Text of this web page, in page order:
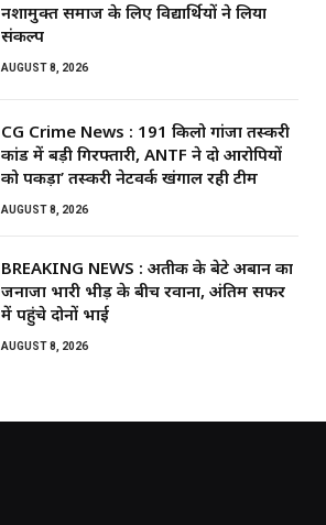
नशामुक्त समाज के लिए विद्यार्थियों ने लिया
संकल्प
AUGUST 8, 2026
CG Crime News : 191 किलो गांजा तस्करी
कांड में बड़ी गिरफ्तारी, ANTF ने दो आरोपियों
को पकड़ा’ तस्करी नेटवर्क खंगाल रही टीम
AUGUST 8, 2026
BREAKING NEWS : अतीक के बेटे अबान का
जनाजा भारी भीड़ के बीच रवाना, अंतिम सफर
में पहुंचे दोनों भाई
AUGUST 8, 2026